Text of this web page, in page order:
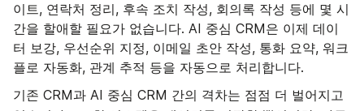
이트, 연락처 정리, 후속 조치 작성, 회의록 작성 등에 몇 시
간을 할애할 필요가 없습니다. AI 중심 CRM은 이제 데이
터 보강, 우선순위 지정, 이메일 초안 작성, 통화 요약, 워크
플로 자동화, 관계 추적 등을 자동으로 처리합니다.
기존 CRM과 AI 중심 CRM 간의 격차는 점점 더 벌어지고